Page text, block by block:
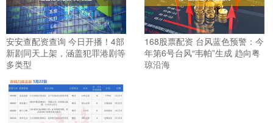
安安查配资查询 今日开播！4部
新剧同天上架，涵盖犯罪港剧等
多类型
168股票配资 台风蓝色预警：今
年第6号台风“韦帕”生成 趋向粤
琼沿海